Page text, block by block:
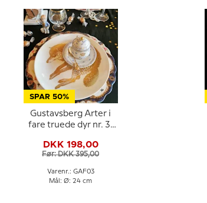
SPAR 50%
Gustavsberg Arter i
fare truede dyr nr. 3,
DKK 198,00
Før: DKK 395,00
Varenr.: GAF03
Mål: Ø: 24 cm